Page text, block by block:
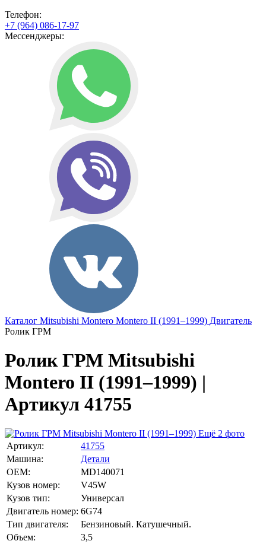
Телефон:
+7 (964) 086-17-97
Мессенджеры:
Каталог Mitsubishi Montero Montero II (1991–1999) Двигатель
Ролик ГРМ
Ролик ГРМ Mitsubishi
Montero II (1991–1999) |
Артикул 41755
Ещё 2 фото
Артикул:
41755
Машина:
Детали
OEM:
MD140071
Кузов номер:
V45W
Кузов тип:
Универсал
Двигатель номер: 6G74
Тип двигателя:
Бензиновый. Катушечный.
Объем:
3,5